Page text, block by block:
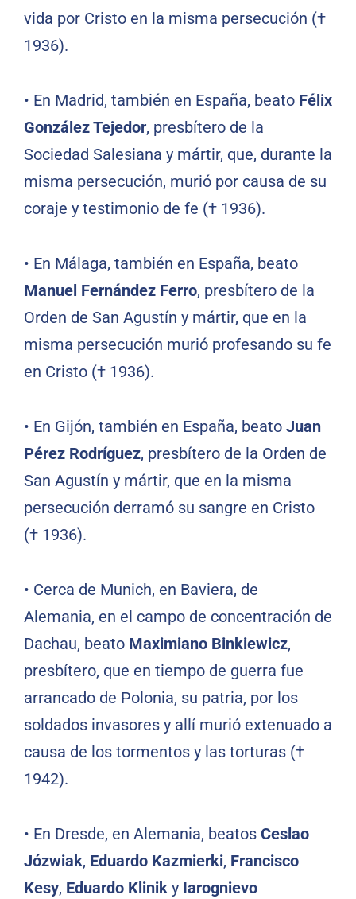
vida por Cristo en la misma persecución (†
1936).
• En Madrid, también en España, beato Félix
González Tejedor, presbítero de la
Sociedad Salesiana y mártir, que, durante la
misma persecución, murió por causa de su
coraje y testimonio de fe († 1936).
• En Málaga, también en España, beato
Manuel Fernández Ferro, presbítero de la
Orden de San Agustín y mártir, que en la
misma persecución murió profesando su fe
en Cristo († 1936).
• En Gijón, también en España, beato Juan
Pérez Rodríguez, presbítero de la Orden de
San Agustín y mártir, que en la misma
persecución derramó su sangre en Cristo
(† 1936).
• Cerca de Munich, en Baviera, de
Alemania, en el campo de concentración de
Dachau, beato Maximiano Binkiewicz,
presbítero, que en tiempo de guerra fue
arrancado de Polonia, su patria, por los
soldados invasores y allí murió extenuado a
causa de los tormentos y las torturas (†
1942).
• En Dresde, en Alemania, beatos Ceslao
Józwiak, Eduardo Kazmierki, Francisco
Kesy, Eduardo Klinik y Iarognievo